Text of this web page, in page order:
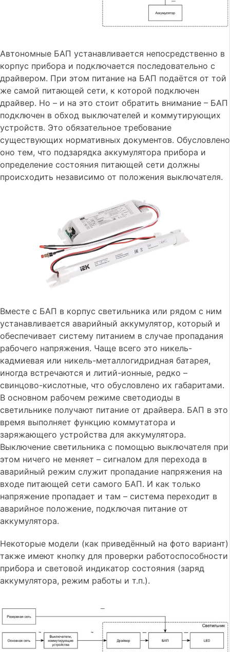
Автономные БАП устанавливается непосредственно в
корпус прибора и подключается последовательно с
драйвером. При этом питание на БАП подаётся от той
же самой питающей сети, к которой подключен
драйвер. Но – и на это стоит обратить внимание – БАП
подключен в обход выключателей и коммутирующих
устройств. Это обязательное требование
существующих нормативных документов. Обусловлено
оно тем, что подзарядка аккумулятора прибора и
определение состояния питающей сети должны
происходить независимо от положения выключателя.
Вместе с БАП в корпус светильника или рядом с ним
устанавливается аварийный аккумулятор, который и
обеспечивает систему питанием в случае пропадания
рабочего напряжения. Чаще всего это никель-
кадмиевая или никель-металлогидридная батарея,
иногда встречаются и литий-ионные, редко –
свинцово-кислотные, что обусловлено их габаритами.
В основном рабочем режиме светодиоды в
светильнике получают питание от драйвера. БАП в это
время выполняет функцию коммутатора и
заряжающего устройства для аккумулятора.
Выключение светильника с помощью выключателя при
этом ничего не меняет – сигналом для перехода в
аварийный режим служит пропадание напряжения на
входе питающей сети самого БАП. И как только
напряжение пропадает и там – система переходит в
аварийное положение, подключая питание от
аккумулятора.
Некоторые модели (как приведённый на фото вариант)
также имеют кнопку для проверки работоспособности
прибора и световой индикатор состояния (заряд
аккумулятора, режим работы и т.п.).